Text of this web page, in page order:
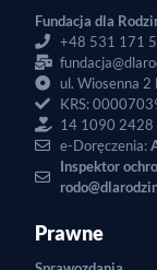
Fundacja dla
+48 531 171
ul. Wiosenna 2
KRS:
14 1090
e-Doręczenia:
Inspektor
Prawne